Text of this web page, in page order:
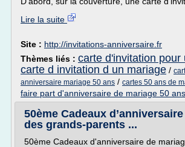
Lire la suite
Site : http://invitations-anniversaire.fr
Thèmes liés : carte d'invitation pour
carte d invitation d un mariage /
anniversaire mariage 50 ans / cartes 50 ans de
faire part d'anniversaire de mariage 50 ans
50ème Cadeaux
des grands-parents ...
50ème Cadeaux d'anniversaire de